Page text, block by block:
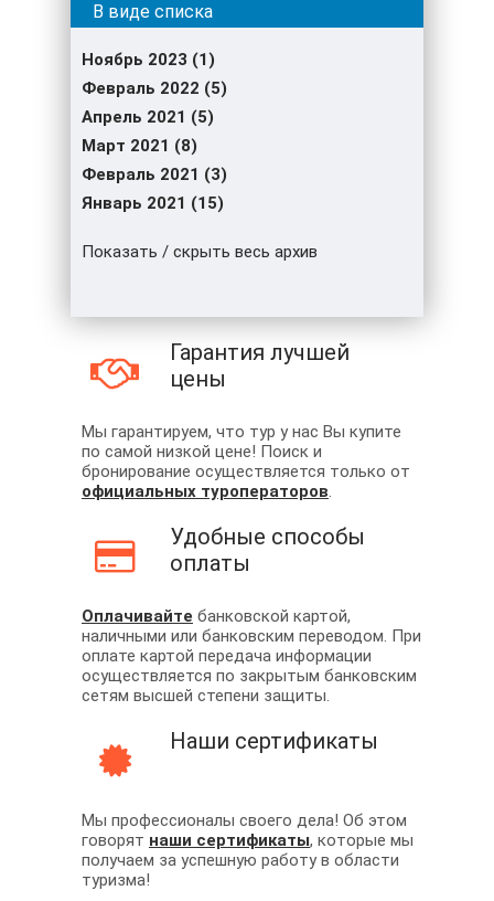
Ноябрь 2023 (1)
Февраль 2022 (5)
Апрель 2021 (5)
Март 2021 (8)
Февраль 2021 (3)
Январь 2021 (15)
Показать / скрыть весь архив
Гарантия лучшей
цены
Мы гарантируем, что тур у нас Вы купите
по самой низкой цене! Поиск и
бронирование осуществляется только от
официальных туроператоров.
Удобные способы
оплаты
Оплачивайте банковской картой,
наличными или банковским переводом. При
оплате картой передача информации
осуществляется по закрытым банковским
сетям высшей степени защиты.
Наши сертификаты
Мы профессионалы своего дела! Об этом
говорят наши сертификаты, которые мы
получаем за успешную работу в области
туризма!